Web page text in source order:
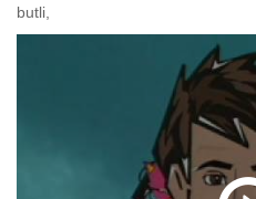
butli,